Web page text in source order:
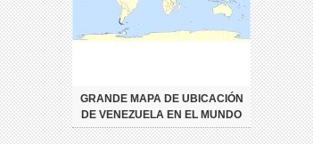
GRANDE MAPA DE UBICACIÓN
DE VENEZUELA EN EL MUNDO